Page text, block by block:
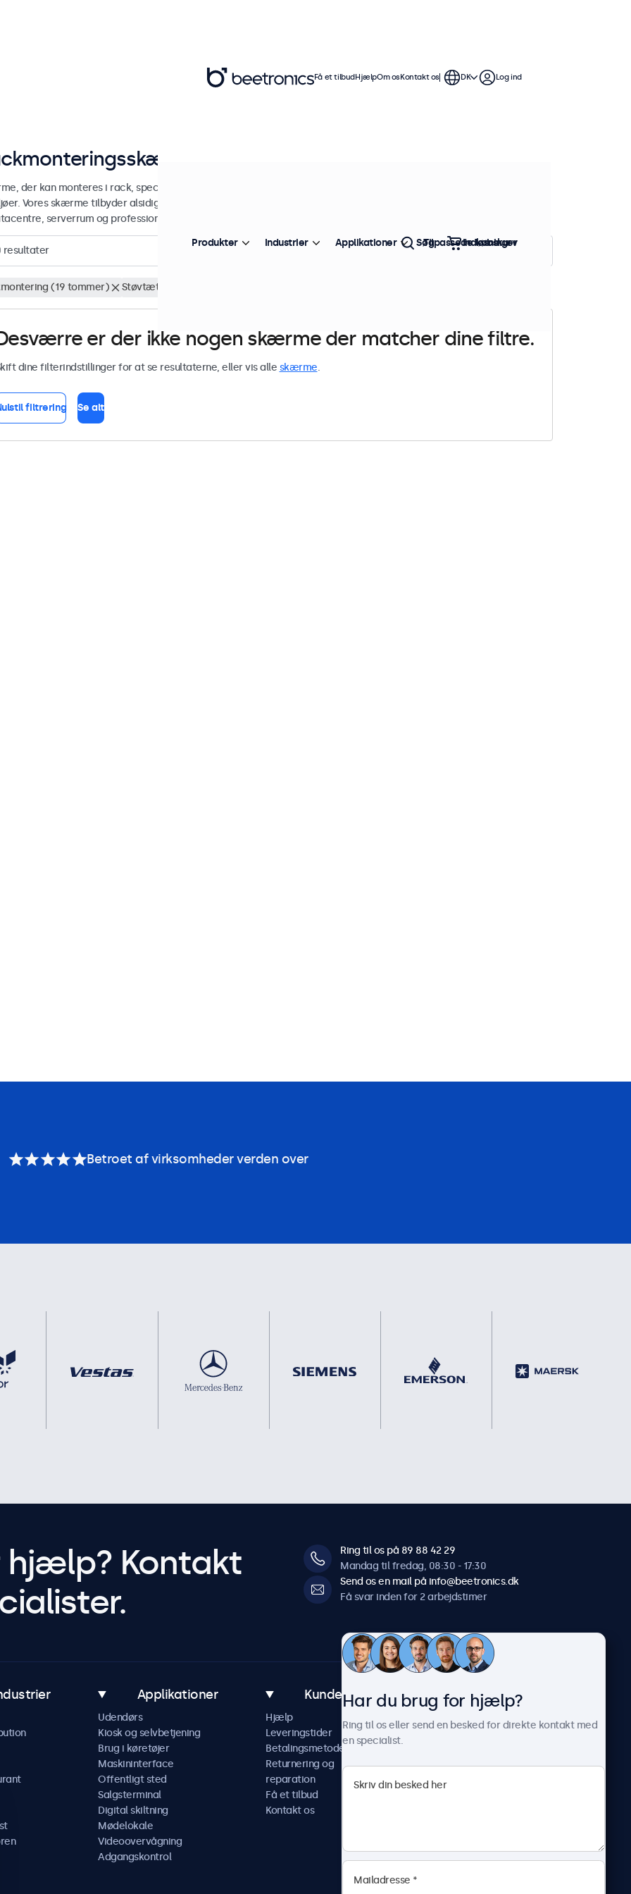
der kan monteres i rack, specielt udviklet til integration i 19-tommer serverracks, Pelican-kasser og
Vores skærme tilbyder alsidige tilslutningsmuligheder og er velegnede til kontinuerlig brug. Perfekt
serverrum og professionelle anvendelsesformer.
resultater Sorter efter: Popularitet
(19 tommer) Støvtæt (IP65)
er der ikke nogen skærme der matcher dine filtre.
dine filterindstillinger for at se resultaterne, eller vis alle skærme.
filtrering Se alt
Få et tilbudHjælpOm osKontakt os DK Log ind
Produkter Industrier Applikationer Tilpassede løsninger
Søg Indkøbskurv
Betroet af virksomheder verden over
hjælp? Kontakt
Ring til os på 89 88 42 29
Mandag til fredag, 08:30 - 17:30
Send os en mail på info@beetronics.dk
Få svar inden for 2 arbejdstimer
Applikationer
Udendørs
Kiosk og selvbetjening
Brug i køretøjer
Maskininterface
Offentligt sted
Salgsterminal
Digital skiltning
Mødelokale
Videoovervågning
Adgangskontrol
Kundeservice
Hjælp
Leveringstider
Betalingsmetoder
Returnering og
reparation
Få et tilbud
Kontakt os
Om Beetronics
Arbejd hos os
Har du brug for hjælp?
Ring til os eller send en besked for direkte kontakt med
en specialist.